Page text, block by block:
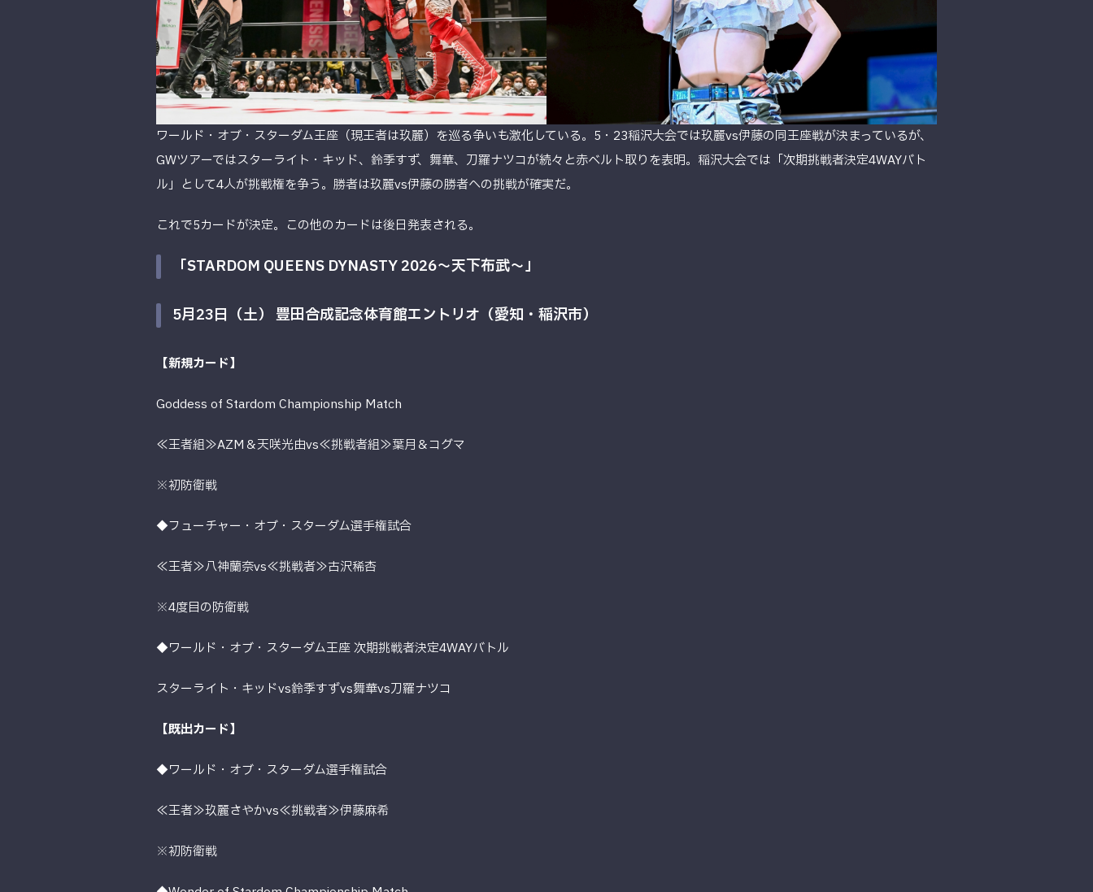
ワールド・オブ・スターダム王座（現王者は玖麗）を巡る争いも激化している。5・23稲沢大会では玖麗vs伊藤の同王座戦が決まっているが、
GWツアーではスターライト・キッド、鈴季すず、舞華、刀羅ナツコが続々と赤ベルト取りを表明。稲沢大会では「次期挑戦者決定4WAYバト
ル」として4人が挑戦権を争う。勝者は玖麗vs伊藤の勝者への挑戦が確実だ。
これで5カードが決定。この他のカードは後日発表される。
「STARDOM QUEENS DYNASTY 2026～天下布武～」
5月23日（土） 豊田合成記念体育館エントリオ（愛知・稲沢市）
【新規カード】
Goddess of Stardom Championship Match
≪王者組≫AZM＆天咲光由vs≪挑戦者組≫葉月＆コグマ
※初防衛戦
◆フューチャー・オブ・スターダム選手権試合
≪王者≫八神蘭奈vs≪挑戦者≫古沢稀杏
※4度目の防衛戦
◆ワールド・オブ・スターダム王座 次期挑戦者決定4WAYバトル
スターライト・キッドvs鈴季すずvs舞華vs刀羅ナツコ
【既出カード】
◆ワールド・オブ・スターダム選手権試合
≪王者≫玖麗さやかvs≪挑戦者≫伊藤麻希
※初防衛戦